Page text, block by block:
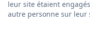
leur site étaient
autre personne sur leur